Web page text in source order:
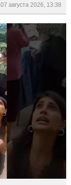
07 августа 2026, 13:38